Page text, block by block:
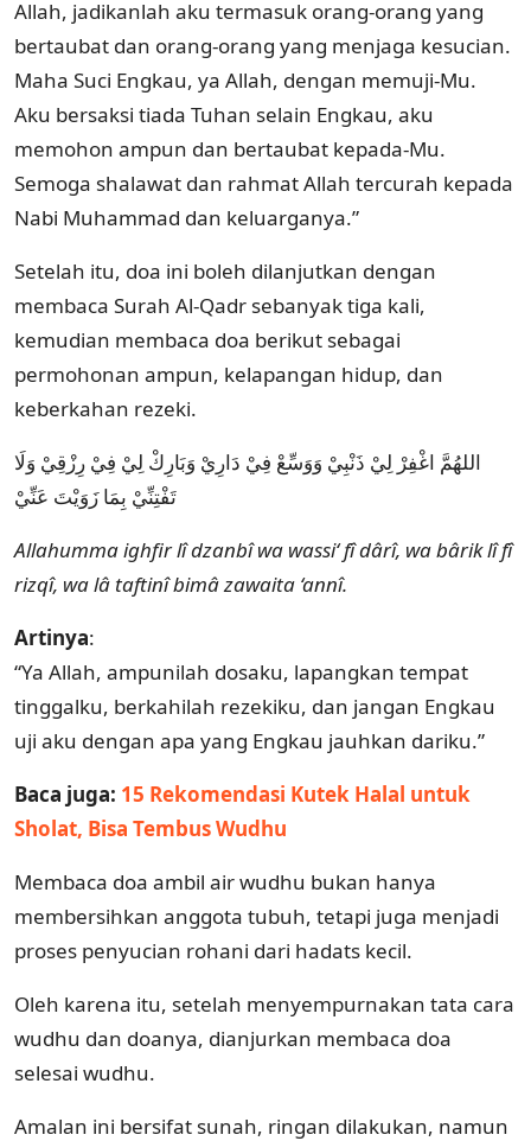
Allah, jadikanlah aku termasuk orang-orang yang
bertaubat dan orang-orang yang menjaga kesucian.
Maha Suci Engkau, ya Allah, dengan memuji-Mu.
Aku bersaksi tiada Tuhan selain Engkau, aku
memohon ampun dan bertaubat kepada-Mu.
Semoga shalawat dan rahmat Allah tercurah kepada
Nabi Muhammad dan keluarganya.”
Setelah itu, doa ini boleh dilanjutkan dengan
membaca Surah Al-Qadr sebanyak tiga kali,
kemudian membaca doa berikut sebagai
permohonan ampun, kelapangan hidup, dan
keberkahan rezeki.
اللهُمَّ اغْفِرْ لِيْ ذَنْبِيْ وَوَسِّعْ فِيْ دَارِيْ وَبَارِكْ لِيْ فِيْ رِزْقِيْ وَلَا
تَفْتِنِّيْ بِمَا زَوَيْتَ عَنِّيْ
Allahumma ighfir lî dzanbî wa wassi‘ fî dârî, wa bârik lî fî
rizqî, wa lâ taftinî bimâ zawaita ‘annî.
Artinya:
“Ya Allah, ampunilah dosaku, lapangkan tempat
tinggalku, berkahilah rezekiku, dan jangan Engkau
uji aku dengan apa yang Engkau jauhkan dariku.”
Baca juga: 15 Rekomendasi Kutek Halal untuk
Sholat, Bisa Tembus Wudhu
Membaca doa ambil air wudhu bukan hanya
membersihkan anggota tubuh, tetapi juga menjadi
proses penyucian rohani dari hadats kecil.
Oleh karena itu, setelah menyempurnakan tata cara
wudhu dan doanya, dianjurkan membaca doa
selesai wudhu.
Amalan ini bersifat sunah, ringan dilakukan, namun